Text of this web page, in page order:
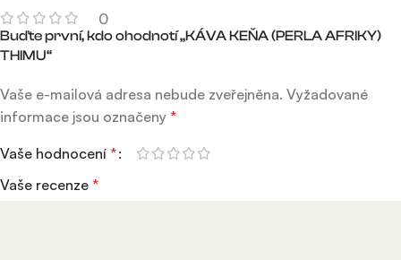
0
Buďte první, kdo ohodnotí „KÁVA KEŇA (PERLA AFRIKY)
THIMU“
Vaše e-mailová adresa nebude zveřejněna. Vyžadované
informace jsou označeny *
Vaše hodnocení *
Vaše recenze *